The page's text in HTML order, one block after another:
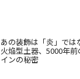
あの装飾は「炎」では
火焔型土器、5000年
インの秘密